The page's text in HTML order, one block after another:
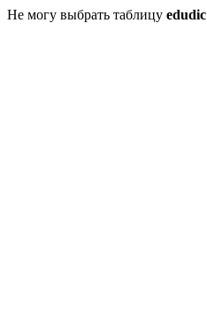
Не могу выбрать таблицу edudic